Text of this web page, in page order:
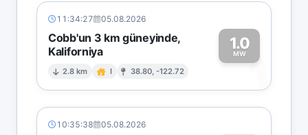
11:34:27 05.08.2026
Cobb'un 3 km güneyinde,
Kaliforniya
2.8 km I 38.80, -122.72
1.0
MW1
10:35:38 05.08.2026